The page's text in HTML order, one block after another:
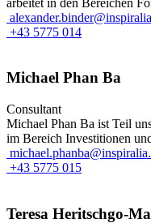
+43 5775 014
Michael Phan Ba
Consultant
Michael Phan Ba ist Teil
im Bereich Investitionen
+43 5775 015
Teresa Heritschgo-